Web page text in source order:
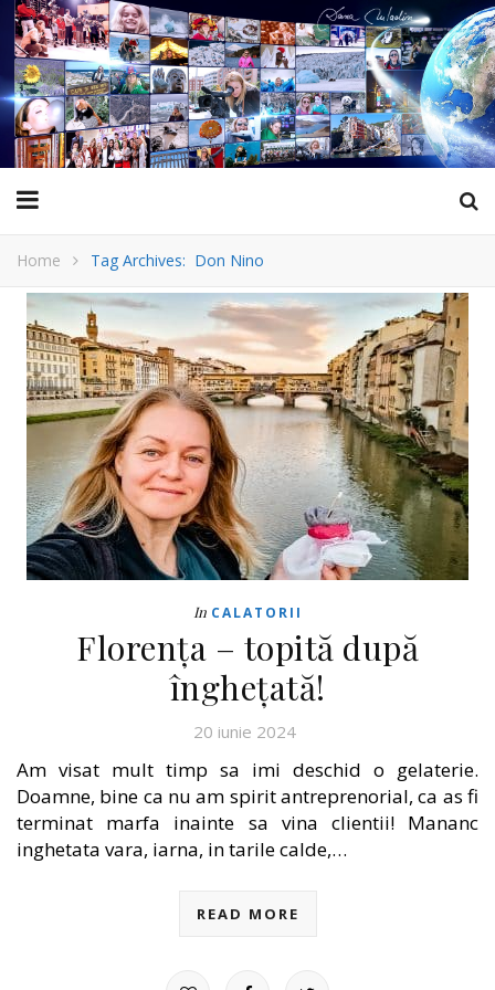
Home Tag Archives: Don Nino
In CALATORII
Florența – topită după
înghețată!
20 iunie 2024
Am visat mult timp sa imi deschid o gelaterie.
Doamne, bine ca nu am spirit antreprenorial, ca as fi
terminat marfa inainte sa vina clientii! Mananc
inghetata vara, iarna, in tarile calde,…
READ MORE